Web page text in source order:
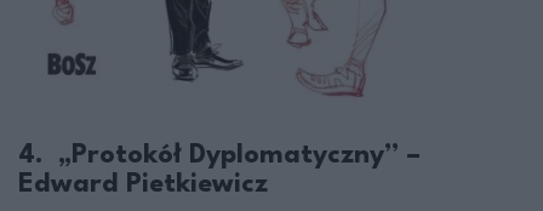
4. „Protokół Dyplomatyczny” –
Edward Pietkiewicz